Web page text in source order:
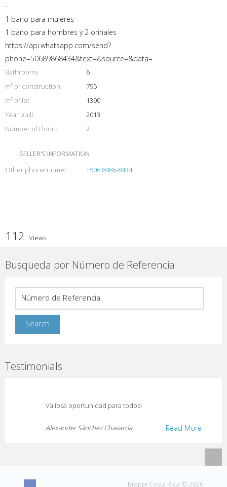
-
1 bano para mujeres
1 bano para hombres y 2 orinales
https://api.whatsapp.com/send?
phone=50689868434&text=&source=&data=
Bathrooms
6
m² of construction
795
m² of lot
1390
Year built
2013
Number of Floors
2
SELLER’S INFORMATION
Other phone numer
+506 8986-8434
112 Views
Busqueda por Número de Referencia
Testimonials
Valiosa oportunidad para todos!
Read More
Alexander Sánchez Chavarría
Brappi Costa Rica © 2026